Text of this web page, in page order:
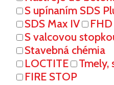
S upínaním SDS
SDS Max IV
S valcovou
Stavebná chémia
LOCTITE
Tmely,
FIRE STOP